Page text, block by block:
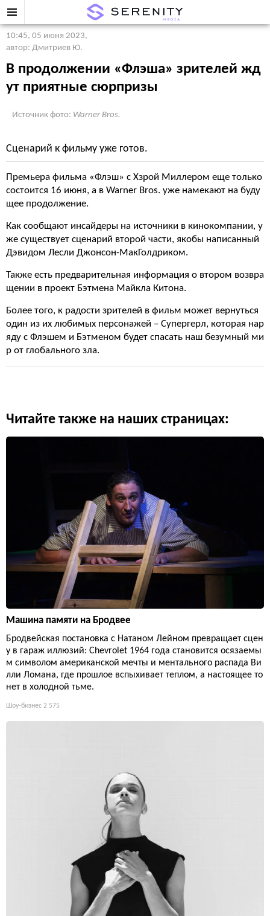
10:45, 05 июня 2023,
автор: Дмитриев Ю.
В продолжении «Флэша» зрителей жд
ут приятные сюрпризы
Источник фото: Warner Bros.
Сценарий к фильму уже готов.
Премьера фильма «Флэш» с Хзрой Миллером еще только
состоится 16 июня, а в Warner Bros. уже намекают на буду
щее продолжение.
Как сообщают инсайдеры на источники в кинокомпании, у
же существует сценарий второй части, якобы написанный
Дэвидом Лесли Джонсон-МакГолдриком.
Также есть предварительная информация о втором возвра
щении в проект Бэтмена Майкла Китона.
Более того, к радости зрителей в фильм может вернуться
один из их любимых персонажей – Супергерл, которая нар
яду с Флэшем и Бэтменом будет спасать наш безумный ми
р от глобального зла.
Читайте также на наших страницах:
Машина памяти на Бродвее
Бродвейская постановка с Натаном Лейном превращает сцен
у в гараж иллюзий: Chevrolet 1964 года становится осязаемы
м символом американской мечты и ментального распада Ви
лли Ломана, где прошлое вспыхивает теплом, а настоящее то
нет в холодной тьме.
Шоу-бизнес 2 575